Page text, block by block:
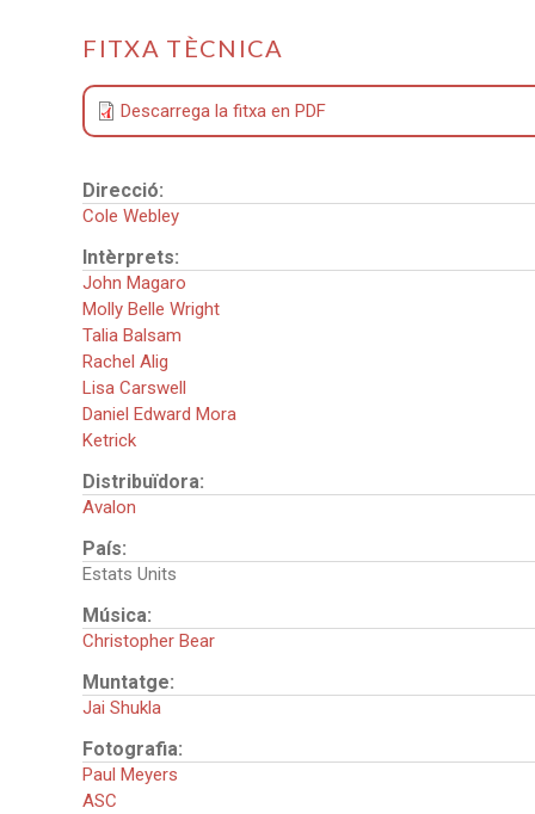
FITXA TÈCNICA
Descarrega la fitxa en PDF
Direcció:
Cole Webley
Intèrprets:
John Magaro
Molly Belle Wright
Talia Balsam
Rachel Alig
Lisa Carswell
Daniel Edward Mora
Ketrick
Distribuïdora:
Avalon
País:
Estats Units
Música:
Christopher Bear
Muntatge:
Jai Shukla
Fotografia:
Paul Meyers
ASC